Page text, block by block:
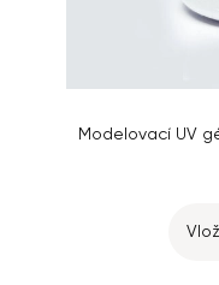
Modelovací UV